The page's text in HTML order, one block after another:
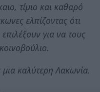
τίμιο και καθαρό
ελπίζοντας ότι
για να τους
μια καλύτερη Λακωνία.